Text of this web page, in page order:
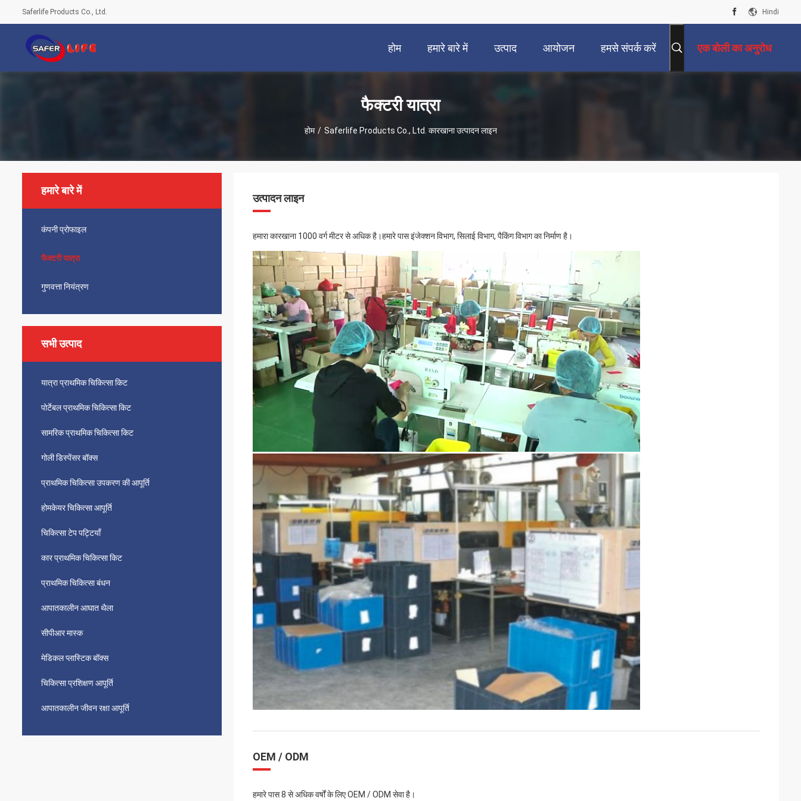
Saferlife Products Co., Ltd. Hindi
होम हमारे बारे में उत्पाद आयोजन हमसे संपर्क करें एक बोली का अनुरोध
फैक्टरी यात्रा
होम / Saferlife Products Co., Ltd. कारखाना उत्पादन लाइन
हमारे बारे में
कंपनी प्रोफाइल
फैक्टरी यात्रा
गुणवत्ता नियंत्रण
सभी उत्पाद
यात्रा प्राथमिक चिकित्सा किट
पोर्टेबल प्राथमिक चिकित्सा किट
सामरिक प्राथमिक चिकित्सा किट
गोली डिस्पेंसर बॉक्स
प्राथमिक चिकित्सा उपकरण की आपूर्ति
होमकेयर चिकित्सा आपूर्ति
चिकित्सा टेप पट्टियाँ
कार प्राथमिक चिकित्सा किट
प्राथमिक चिकित्सा बंधन
आपातकालीन आघात थैला
सीपीआर मास्क
मेडिकल प्लास्टिक बॉक्स
चिकित्सा प्रशिक्षण आपूर्ति
आपातकालीन जीवन रक्षा आपूर्ति
उत्पादन लाइन
हमारा कारखाना 1000 वर्ग मीटर से अधिक है।हमारे पास इंजेक्शन विभाग, सिलाई विभाग, पैकिंग विभाग का निर्माण है।
OEM / ODM
हमारे पास 8 से अधिक वर्षों के लिए OEM / ODM सेवा है।